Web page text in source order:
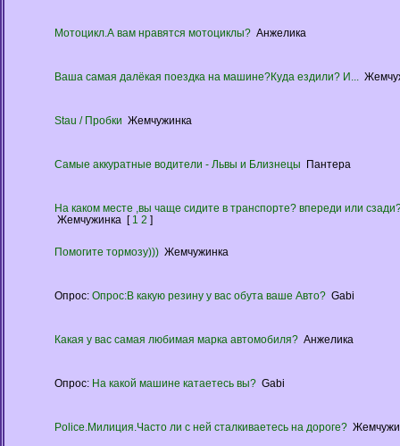
Мотоцикл.А вам нравятся мотоциклы? Анжелика
Ваша самая далёкая поездка на машине?Куда ездили? И...
Stau / Пробки Жемчужинка
Самые аккуратные водители - Львы и Близнецы Пантера
На каком месте ,вы чаще сидите в транспорте? впереди или
Жемчужинка [ 1 2 ]
Помогите тормозу))) Жемчужинка
Опрос: Опрос:В какую резину у вас обута ваше Авто? Gabi
Какая у вас самая любимая марка автомобиля? Анжелика
Опрос: На какой машине катаетесь вы? Gabi
Police.Милиция.Часто ли с ней сталкиваетесь на дороге?